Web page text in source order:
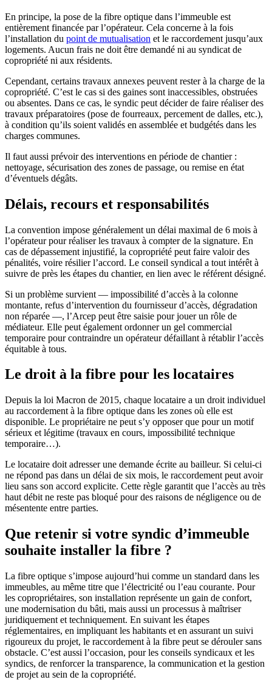
En principe, la pose de la fibre optique dans l’immeuble est
entièrement financée par l’opérateur. Cela concerne à la fois
l’installation du point de mutualisation et le raccordement jusqu’aux
logements. Aucun frais ne doit être demandé ni au syndicat de
copropriété ni aux résidents.
Cependant, certains travaux annexes peuvent rester à la charge de la
copropriété. C’est le cas si des gaines sont inaccessibles, obstruées
ou absentes. Dans ce cas, le syndic peut décider de faire réaliser des
travaux préparatoires (pose de fourreaux, percement de dalles, etc.),
à condition qu’ils soient validés en assemblée et budgétés dans les
charges communes.
Il faut aussi prévoir des interventions en période de chantier :
nettoyage, sécurisation des zones de passage, ou remise en état
d’éventuels dégâts.
Délais, recours et responsabilités
La convention impose généralement un délai maximal de 6 mois à
l’opérateur pour réaliser les travaux à compter de la signature. En
cas de dépassement injustifié, la copropriété peut faire valoir des
pénalités, voire résilier l’accord. Le conseil syndical a tout intérêt à
suivre de près les étapes du chantier, en lien avec le référent désigné.
Si un problème survient — impossibilité d’accès à la colonne
montante, refus d’intervention du fournisseur d’accès, dégradation
non réparée —, l’Arcep peut être saisie pour jouer un rôle de
médiateur. Elle peut également ordonner un gel commercial
temporaire pour contraindre un opérateur défaillant à rétablir l’accès
équitable à tous.
Le droit à la fibre pour les locataires
Depuis la loi Macron de 2015, chaque locataire a un droit individuel
au raccordement à la fibre optique dans les zones où elle est
disponible. Le propriétaire ne peut s’y opposer que pour un motif
sérieux et légitime (travaux en cours, impossibilité technique
temporaire…).
Le locataire doit adresser une demande écrite au bailleur. Si celui-ci
ne répond pas dans un délai de six mois, le raccordement peut avoir
lieu sans son accord explicite. Cette règle garantit que l’accès au très
haut débit ne reste pas bloqué pour des raisons de négligence ou de
mésentente entre parties.
Que retenir si votre syndic d’immeuble
souhaite installer la fibre ?
La fibre optique s’impose aujourd’hui comme un standard dans les
immeubles, au même titre que l’électricité ou l’eau courante. Pour
les copropriétaires, son installation représente un gain de confort,
une modernisation du bâti, mais aussi un processus à maîtriser
juridiquement et techniquement. En suivant les étapes
réglementaires, en impliquant les habitants et en assurant un suivi
rigoureux du projet, le raccordement à la fibre peut se dérouler sans
obstacle. C’est aussi l’occasion, pour les conseils syndicaux et les
syndics, de renforcer la transparence, la communication et la gestion
de projet au sein de la copropriété.